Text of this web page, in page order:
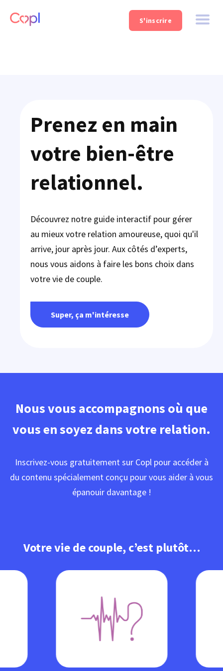
Prenez en main
votre bien-être
relationnel.
Découvrez notre guide interactif pour gérer
au mieux votre relation amoureuse, quoi qu'il
arrive, jour après jour. Aux côtés d’experts,
nous vous aidons à faire les bons choix dans
votre vie de couple.
Super, ça m'intéresse
Nous vous accompagnons où que
vous en soyez dans votre relation.
Inscrivez-vous gratuitement sur Copl pour accéder à
du contenu spécialement conçu pour vous aider à vous
épanouir davantage !
Votre vie de couple, c’est plutôt…
S'inscrire